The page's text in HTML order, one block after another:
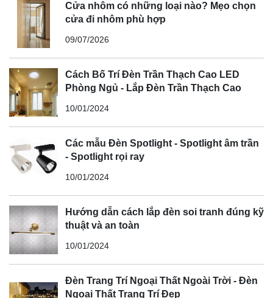
Cửa nhôm có những loại nào? Mẹo chọn
cửa đi nhôm phù hợp
09/07/2026
Cách Bố Trí Đèn Trần Thạch Cao LED
Phòng Ngủ - Lắp Đèn Trần Thạch Cao
10/01/2024
Các mẫu Đèn Spotlight - Spotlight âm trần
- Spotlight rọi ray
10/01/2024
Hướng dẫn cách lắp đèn soi tranh đúng kỹ
thuật và an toàn
10/01/2024
Đèn Trang Trí Ngoại Thất Ngoài Trời - Đèn
Ngoại Thất Trang Trí Đẹp